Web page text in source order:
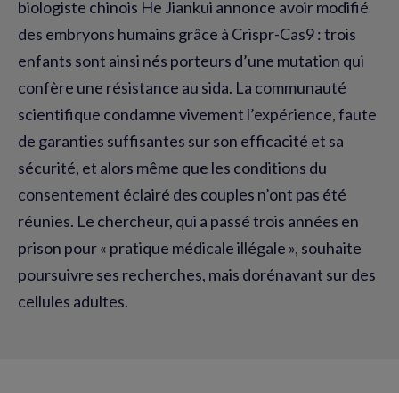
biologiste chinois He Jiankui annonce avoir modifié
des embryons humains grâce à Crispr-Cas9 : trois
enfants sont ainsi nés porteurs d’une mutation qui
confère une résistance au sida. La communauté
scientifique condamne vivement l’expérience, faute
de garanties suffisantes sur son efficacité et sa
sécurité, et alors même que les conditions du
consentement éclairé des couples n’ont pas été
réunies. Le chercheur, qui a passé trois années en
prison pour « pratique médicale illégale », souhaite
poursuivre ses recherches, mais dorénavant sur des
cellules adultes.